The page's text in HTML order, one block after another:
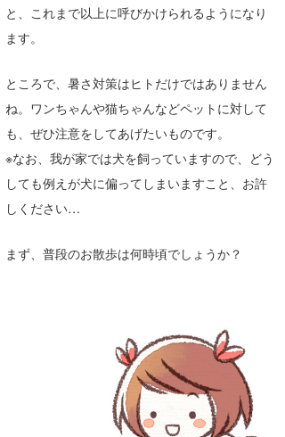
と、これまで以上に呼びかけられるようになり
ます。
ところで、暑さ対策はヒトだけではありません
ね。ワンちゃんや猫ちゃんなどペットに対して
も、ぜひ注意をしてあげたいものです。
※なお、我が家では犬を飼っていますので、どう
しても例えが犬に偏ってしまいますこと、お許
しください…
まず、普段のお散歩は何時頃でしょうか？
熊谷素子
植村未来
NOBUFUKU
大野”MAR”修聖
喜納海人
ECE
G◎Da
H
KID
KOBU